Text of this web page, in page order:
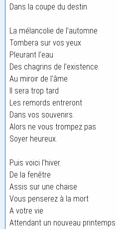
Dans la coupe du destin.
La mélancolie de l’automne
Tombera sur vos yeux
Pleurant l’eau
Des chagrins de l’existence.
Au miroir de l’âme
Il sera trop tard
Les remords entreront
Dans vos souvenirs.
Alors ne vous trompez pas
Soyer heureux.
Puis voici l’hiver.
De la fenêtre
Assis sur une chaise
Vous penserez à la mort
A votre vie
Attendant un nouveau printemps